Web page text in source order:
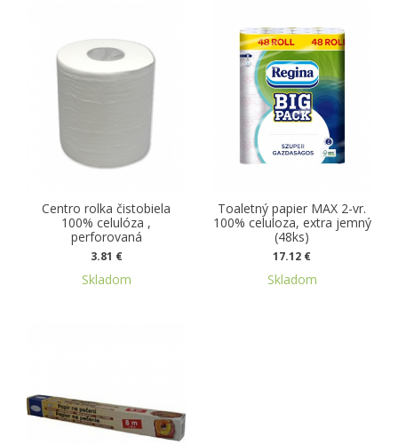
Centro rolka čistobiela
100% celulóza ,
perforovaná
3.81 €
Skladom
Toaletný papier MAX 2-vr.
100% celuloza, extra jemný
(48ks)
17.12 €
Skladom